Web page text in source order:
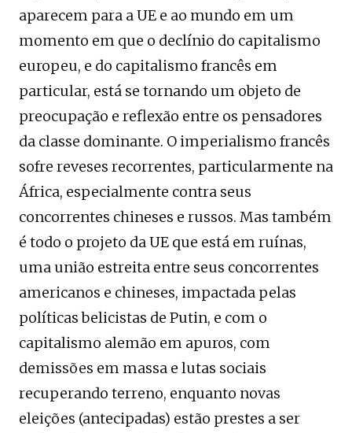
aparecem para a UE e ao mundo em um
momento em que o declínio do capitalismo
europeu, e do capitalismo francês em
particular, está se tornando um objeto de
preocupação e reflexão entre os pensadores
da classe dominante. O imperialismo francês
sofre reveses recorrentes, particularmente na
África, especialmente contra seus
concorrentes chineses e russos. Mas também
é todo o projeto da UE que está em ruínas,
uma união estreita entre seus concorrentes
americanos e chineses, impactada pelas
políticas belicistas de Putin, e com o
capitalismo alemão em apuros, com
demissões em massa e lutas sociais
recuperando terreno, enquanto novas
eleições (antecipadas) estão prestes a ser